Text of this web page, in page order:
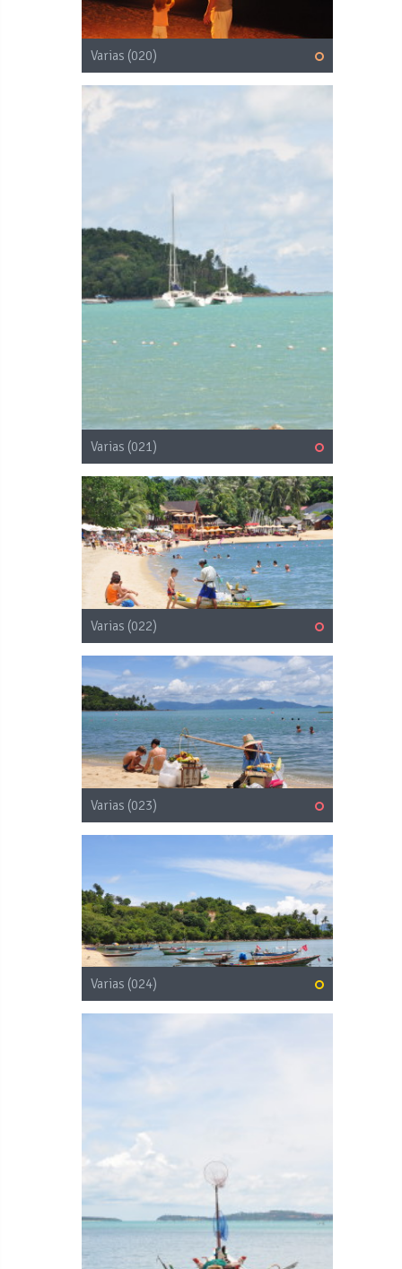
Varias (020)
Varias (021)
Varias (022)
Varias (023)
Varias (024)